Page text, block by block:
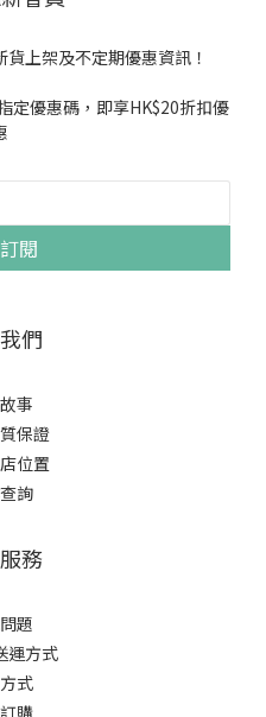
上架及不定期優惠資訊！
定優惠碼，即享HK$20折扣優
閱
們
事
保證
位置
詢
務
題
運方式
式
購